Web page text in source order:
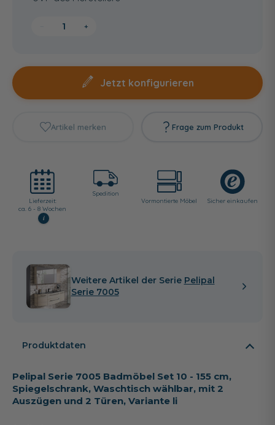
+
Jetzt konfigurieren
Artikel merken Frage zum Produkt
Lieferzeit:
ca. 6 - 8 Wochen
i
Spedition
Vormontierte Möbel
Sicher einkaufen
Weitere Artikel der Serie Pelipal
Serie 7005
Produktdaten
Pelipal Serie 7005 Badmöbel Set 10 - 155 cm,
Spiegelschrank, Waschtisch wählbar, mit 2
Auszügen und 2 Türen, Variante li